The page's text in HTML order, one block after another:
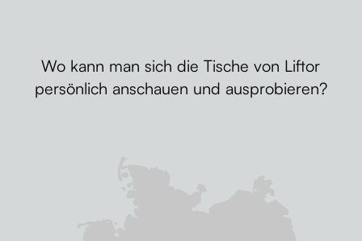
Wo kann man sich die Tische von Liftor
persönlich anschauen und ausprobieren?